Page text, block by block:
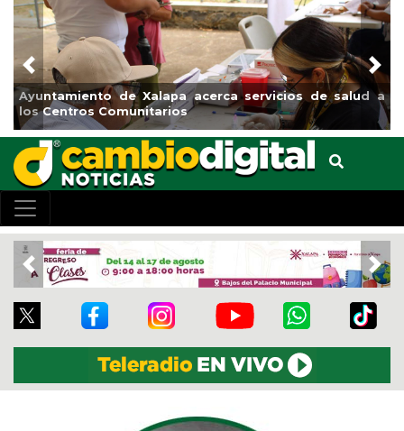
de Xalapa acerca servicios de salud a
Centros Comunitarios
el
Previous
Previous